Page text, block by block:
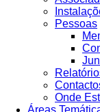
Pessoas
Onde
Áreas